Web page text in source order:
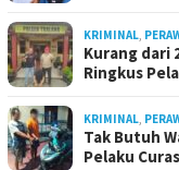
KRIMINAL
Kurang dari
Ringkus
KRIMINAL
Tak Butuh
Pelaku